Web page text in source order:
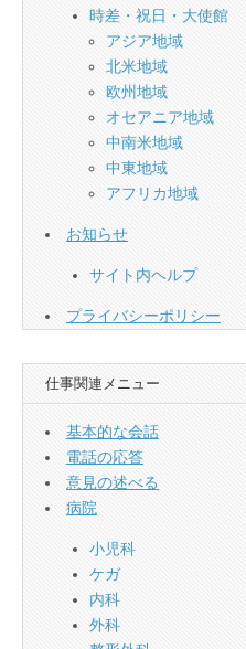
時差・祝日・大使館
アジア地域
北米地域
欧州地域
オセアニア地域
中南米地域
中東地域
アフリカ地域
お知らせ
サイト内ヘルプ
プライバシーポリシー
仕事関連メニュー
基本的な会話
電話の応答
意見の述べる
病院
小児科
ケガ
内科
外科